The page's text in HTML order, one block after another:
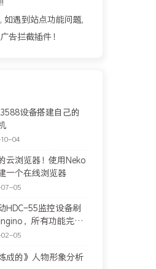
如遇到站点功能问题,
告拦截插件！
设备搭建自己的
04
云浏览器！使用Neko
一个在线浏览器
05
HDC-55监控设备刷
，所有功能完美
！！
05
成的》人物形象分析